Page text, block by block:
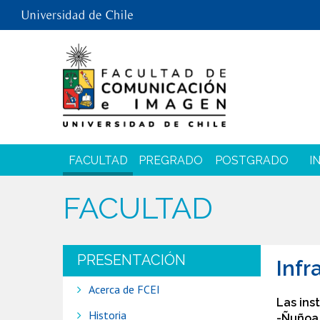
FACULTAD PREGRADO POSTGRADO
FACULTAD
PRESENTACIÓN
Acerca de FCEI
Historia
Las